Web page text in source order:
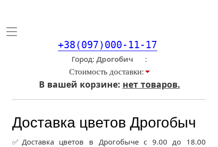
Toggle
+38(097)000-11-17
Город
Стоимость доставки:
В вашей корзине: нет товаров.
Доставка цветов Дрогобыч
✅Доставка цветов в Дрогобыче с 9.00 до 18.00